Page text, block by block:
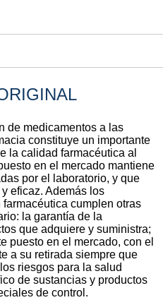
de medicamentos a las
constituye un importante
la calidad farmacéutica al
en el mercado mantiene
por el laboratorio, y que
eficaz. Además los
cumplen otras
la garantía de la
que adquiere y suministra;
puesto en el mercado, con el
a su retirada siempre que
riesgos para la salud
de sustancias y productos
de control.